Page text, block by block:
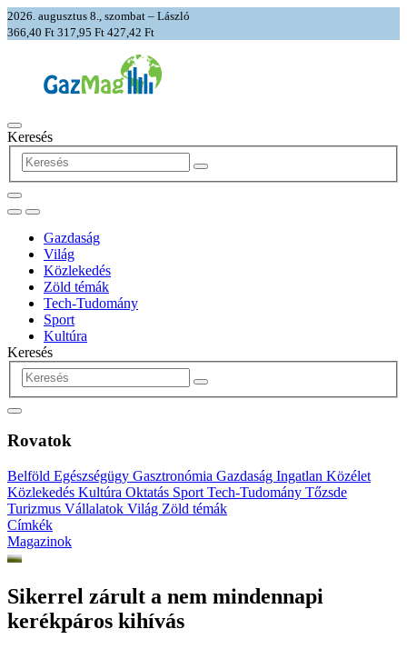
2026. augusztus 8., szombat – László
366,40 Ft 317,95 Ft 427,42 Ft
Keresés
Gazdaság
Világ
Közlekedés
Zöld témák
Tech-Tudomány
Sport
Kultúra
Keresés
Rovatok
Belföld Egészségügy Gasztronómia Gazdaság Ingatlan Közélet
Közlekedés Kultúra Oktatás Sport Tech-Tudomány Tőzsde
Turizmus Vállalatok Világ Zöld témák
Címkék
Magazinok
Sikerrel zárult a nem mindennapi
kerékpáros kihívás